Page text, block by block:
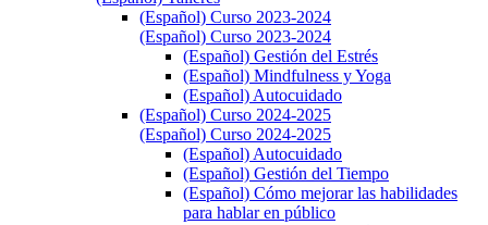
(Español) Curso 2023-2024
(Español) Curso 2023-2024
(Español) Gestión del Estrés
(Español) Mindfulness y Yoga
(Español) Autocuidado
(Español) Curso 2024-2025
(Español) Curso 2024-2025
(Español) Autocuidado
(Español) Gestión del Tiempo
(Español) Cómo mejorar las habilidades
para hablar en público